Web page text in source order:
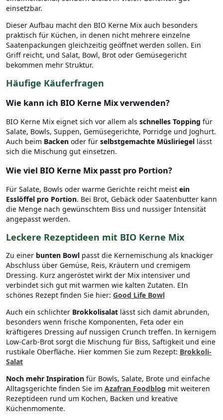
einsetzbar.
Dieser Aufbau macht den BIO Kerne Mix auch besonders
praktisch für Küchen, in denen nicht mehrere einzelne
Saatenpackungen gleichzeitig geöffnet werden sollen. Ein
Griff reicht, und Salat, Bowl, Brot oder Gemüsegericht
bekommen mehr Struktur.
Häufige Käuferfragen
Wie kann ich BIO Kerne Mix verwenden?
BIO Kerne Mix eignet sich vor allem als schnelles Topping für
Salate, Bowls, Suppen, Gemüsegerichte, Porridge und Joghurt.
Auch beim Backen oder für selbstgemachte Müsliriegel lässt
sich die Mischung gut einsetzen.
Wie viel BIO Kerne Mix passt pro Portion?
Für Salate, Bowls oder warme Gerichte reicht meist ein
Esslöffel pro Portion. Bei Brot, Gebäck oder Saatenbutter kann
die Menge nach gewünschtem Biss und nussiger Intensität
angepasst werden.
Leckere Rezeptideen mit BIO Kerne Mix
Zu einer bunten Bowl passt die Kernemischung als knackiger
Abschluss über Gemüse, Reis, Kräutern und cremigem
Dressing. Kurz angeröstet wirkt der Mix intensiver und
verbindet sich gut mit warmen wie kalten Zutaten. EIn
schönes Rezept finden Sie hier: Good Life Bowl
Auch ein schlichter Brokkolisalat lässt sich damit abrunden,
besonders wenn frische Komponenten, Feta oder ein
kräftigeres Dressing auf nussigen Crunch treffen. In kernigem
Low-Carb-Brot sorgt die Mischung für Biss, Saftigkeit und eine
rustikale Oberfläche. Hier kommen Sie zum Rezept: Brokkoli-
Salat
Noch mehr Inspiration für Bowls, Salate, Brote und einfache
Alltagsgerichte finden Sie im Azafran Foodblog mit weiteren
Rezeptideen rund um Kochen, Backen und kreative
Küchenmomente.